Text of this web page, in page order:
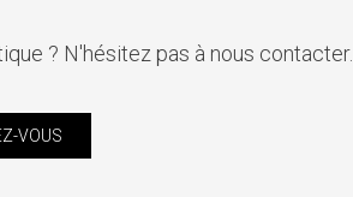
? N'hésitez pas à nous contacter.
VOUS